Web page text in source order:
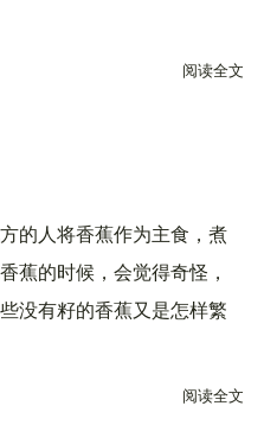
阅读全文
的人将香蕉作为主食，煮
蕉的时候，会觉得奇怪，
没有籽的香蕉又是怎样繁
阅读全文